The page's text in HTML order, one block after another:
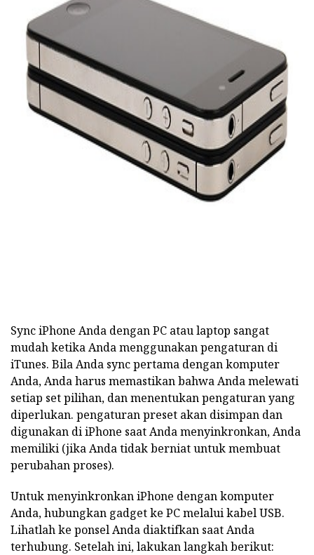
ad
Sync iPhone Anda dengan PC atau laptop sangat
mudah ketika Anda menggunakan pengaturan di
iTunes. Bila Anda sync pertama dengan komputer
Anda, Anda harus memastikan bahwa Anda melewati
setiap set pilihan, dan menentukan pengaturan yang
diperlukan. pengaturan preset akan disimpan dan
digunakan di iPhone saat Anda menyinkronkan, Anda
memiliki (jika Anda tidak berniat untuk membuat
perubahan proses).
Untuk menyinkronkan iPhone dengan komputer
Anda, hubungkan gadget ke PC melalui kabel USB.
Lihatlah ke ponsel Anda diaktifkan saat Anda
terhubung. Setelah ini, lakukan langkah berikut: